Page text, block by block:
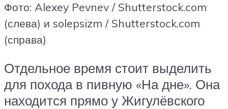
Фото: Alexey Pevnev / Shutterstock.com
(слева) и solepsizm / Shutterstock.com
(справа)
Отдельное время стоит выделить
для похода в пивную «На дне». Она
находится прямо у Жигулёвского